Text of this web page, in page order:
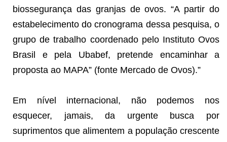
biossegurança das granjas de ovos. “A partir do
estabelecimento do cronograma dessa pesquisa, o
grupo de trabalho coordenado pelo Instituto Ovos
Brasil e pela Ubabef, pretende encaminhar a
proposta ao MAPA” (fonte Mercado de Ovos).”
Em nível internacional, não podemos nos
esquecer, jamais, da urgente busca por
suprimentos que alimentem a população crescente